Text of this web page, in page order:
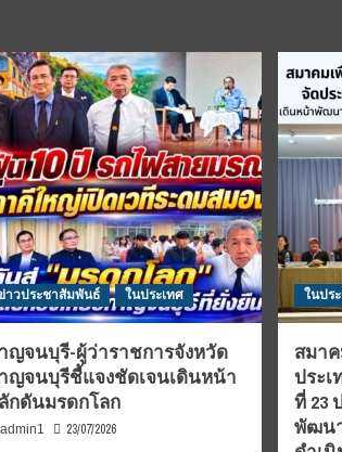
าวประชาสัมพันธ์ ในประเทศ
ญจนบุรี-ผู้ว่าราชการจังหวัด
ญจนบุรีชี้แจงชัดเจนเดินหน้า
กดันมรดกโลก
admin1 23/07/2026
ในปร
สมา
ประ
ที่ 23
พัฒน